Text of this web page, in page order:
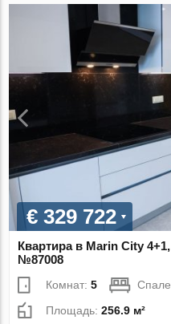
€ 329 722
Квартира в Marin City
№87008
Комнат:5
Площадь:256.9 м²